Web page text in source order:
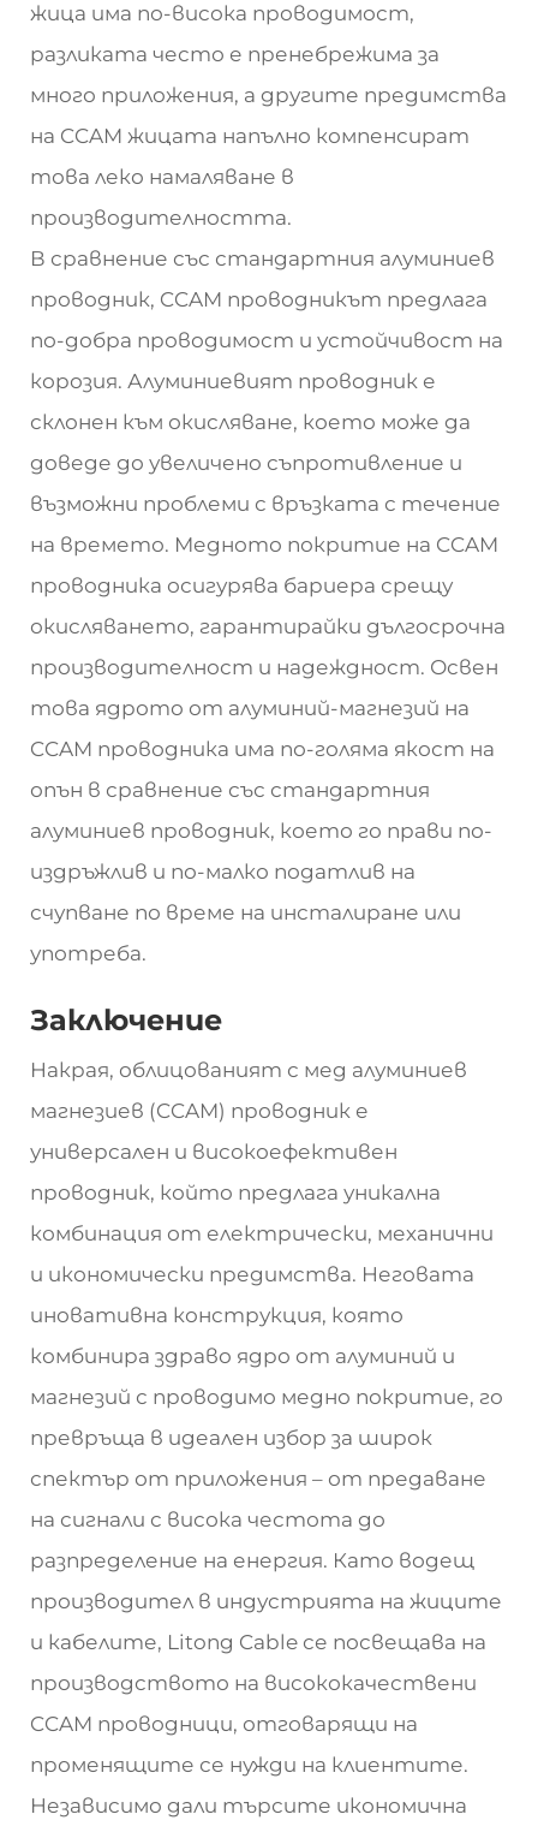
жица има по-висока проводимост,
разликата често е пренебрежима за
много приложения, а другите предимства
на CCAM жицата напълно компенсират
това леко намаляване в
производителността.
В сравнение със стандартния алуминиев
проводник, CCAM проводникът предлага
по-добра проводимост и устойчивост на
корозия. Алуминиевият проводник е
склонен към окисляване, което може да
доведе до увеличено съпротивление и
възможни проблеми с връзката с течение
на времето. Медното покритие на CCAM
проводника осигурява бариера срещу
окисляването, гарантирайки дългосрочна
производителност и надеждност. Освен
това ядрото от алуминий-магнезий на
CCAM проводника има по-голяма якост на
опън в сравнение със стандартния
алуминиев проводник, което го прави по-
издръжлив и по-малко податлив на
счупване по време на инсталиране или
употреба.
Заключение
Накрая, облицованият с мед алуминиев
магнезиев (CCAM) проводник е
универсален и високоефективен
проводник, който предлага уникална
комбинация от електрически, механични
и икономически предимства. Неговата
иновативна конструкция, която
комбинира здраво ядро от алуминий и
магнезий с проводимо медно покритие, го
превръща в идеален избор за широк
спектър от приложения – от предаване
на сигнали с висока честота до
разпределение на енергия. Като водещ
производител в индустрията на жиците
и кабелите, Litong Cable се посвещава на
производството на висококачествени
CCAM проводници, отговарящи на
променящите се нужди на клиентите.
Независимо дали търсите икономична